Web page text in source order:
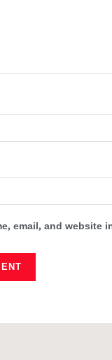
email, and website